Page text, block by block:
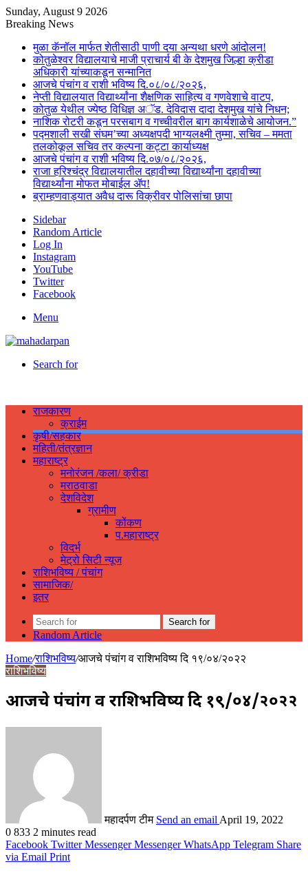
Sunday, August 9 2026
Breaking News
मुळा कॅनॉल मार्फत शेतीसाठी पाणी दया अन्यथा धरणे आंदोलन!
कोतुळेश्वर विद्यालयाचे माजी प्राचार्य बी के देशमुख जिल्हा क्रीडा
अधिकारी यांच्याकडून सन्मानित
आजचे पंचांग व राशी भविष्य दि.०८/०८/२०२६,
नेप्ती विद्यालयात विद्यार्थ्यांना शैक्षणिक साहित्य व गणवेशाचे वाटप,
कोतुळ येथील ज्येष्ठ विधिज्ञ अॅड. देविदास दादा देशमुख यांचे निधन;
नाशिक रोटरी कडून परसबाग व गच्चीवरील बाग कार्यशाळेचे आयोजन.”
पद्मशाली सखी संघम’च्या अध्यक्षपदी भाग्यलक्ष्मी तुम्मा, सचिव – ममता
तलकोकूल सचिव तर कल्पना कट्टा कार्याध्यक्ष
आजचे पंचांग व राशी भविष्य दि.०७/०८/२०२६,
राजा हरिश्चंद्र विद्यालयातील दहावीच्या विद्यार्थ्यांना दहावीच्या
विद्यार्थ्यांना मोफत मोबाईल ॲप!
ब्राम्हणवाड्यात अवैध दारू विक्रीवर पोलिसांचा छापा
Sidebar
Random Article
Log In
Instagram
YouTube
Twitter
Facebook
Menu
Search for
राजकारण
क्राईम
कृषी/सहकार
महिती/तंत्रज्ञान
महाराष्ट्र
मनोरंजन /कला/ क्रीडा
मराठवाडा
देशविदेश
ग्रामीण
कोंकण
प.महाराष्ट्र
विदर्भ
मेट्रो सिटी न्यूज
राशिभविष्य / पंचांग
सामाजिक/
इतर
Search for
Random Article
Home/राशिभविष्य/आजचे पंचांग व राशिभविष्य दि १९/०४/२०२२
राशिभविष्य
आजचे पंचांग व राशिभविष्य दि १९/०४/२०२२
महादर्पण टीम Send an email April 19, 2022
0 833 2 minutes read
Facebook Twitter Messenger Messenger WhatsApp Telegram Share
via Email Print